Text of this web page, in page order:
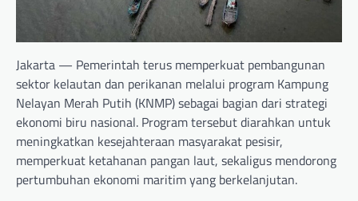
Jakarta — Pemerintah terus memperkuat pembangunan
sektor kelautan dan perikanan melalui program Kampung
Nelayan Merah Putih (KNMP) sebagai bagian dari strategi
ekonomi biru nasional. Program tersebut diarahkan untuk
meningkatkan kesejahteraan masyarakat pesisir,
memperkuat ketahanan pangan laut, sekaligus mendorong
pertumbuhan ekonomi maritim yang berkelanjutan.